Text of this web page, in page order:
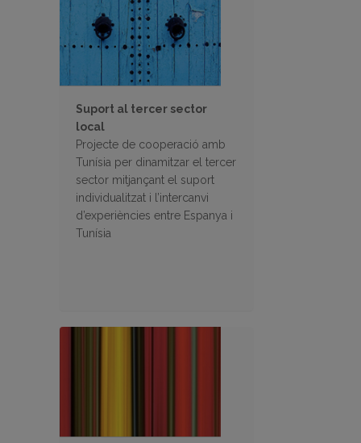
Suport al tercer sector
local
Projecte de cooperació amb
Tunísia per dinamitzar el tercer
sector mitjançant el suport
individualitzat i l’intercanvi
d’experiències entre Espanya i
Tunísia